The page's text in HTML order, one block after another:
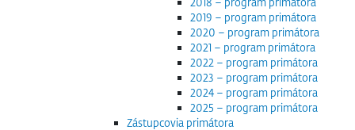
2019 – program primátora
2020 – program primátora
2021 – program primátora
2022 – program primátora
2023 – program primátora
2024 – program primátora
2025 – program primátora
Zástupcovia primátora